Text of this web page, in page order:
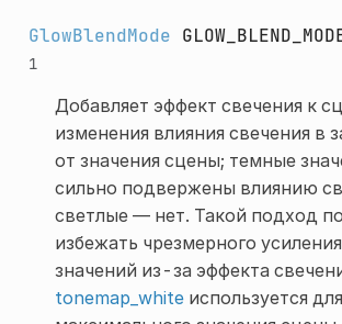
GlowBlendMode
1
Добавляет эффект свечения к
изменения влияния свечения в
от значения сцены; темные
сильно подвержены влиянию
светлые — нет. Такой подход
избежать чрезмерного
значений из-за эффекта
tonemap_whiteиспользуется